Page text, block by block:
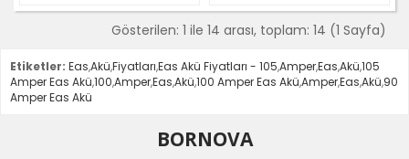
Gösterilen: 1 ile 14 arası, toplam: 14 (1 Sayfa)
Etiketler: Eas,Akü,Fiyatları,Eas Akü Fiyatları - 105,Amper,Eas,Akü,105
Amper Eas Akü,100,Amper,Eas,Akü,100 Amper Eas Akü,Amper,Eas,Akü,90
Amper Eas Akü
BORNOVA